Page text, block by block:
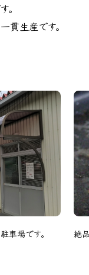
。
貫生産です。
車場です。 絶